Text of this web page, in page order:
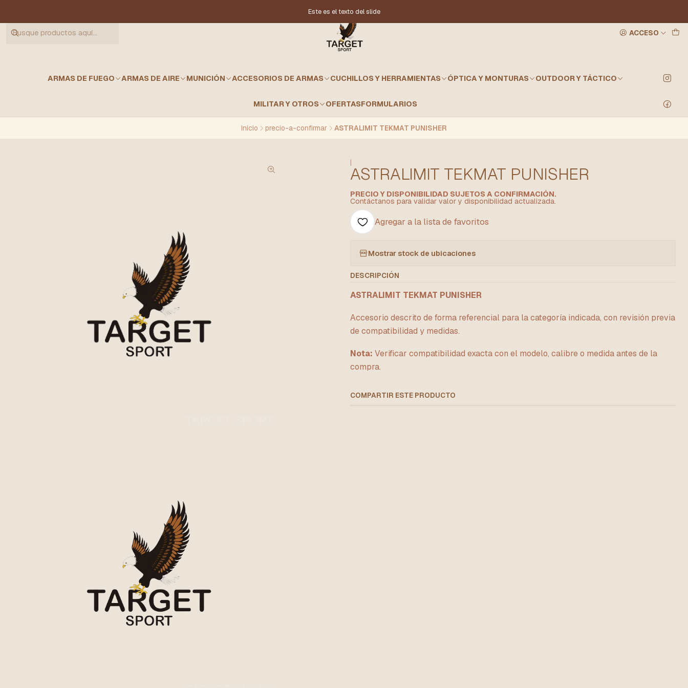
ACCESO
ARMAS DE FUEGO ARMAS DE AIRE MUNICIÓN ACCESORIOS DE ARMAS CUCHILLOS Y HERRAMIENTAS ÓPTICA Y MONTURAS OUTDOOR Y TÁCTICO
MILITAR Y OTROS OFERTASFORMULARIOS
Este es el texto del slide
Inicio precio-a-confirmar ASTRALIMIT TEKMAT PUNISHER
|
ASTRALIMIT TEKMAT PUNISHER
PRECIO Y DISPONIBILIDAD SUJETOS A CONFIRMACIÓN.
Contáctanos para validar valor y disponibilidad actualizada.
Agregar a la lista de favoritos
Mostrar stock de ubicaciones
DESCRIPCIÓN
ASTRALIMIT TEKMAT PUNISHER
Accesorio descrito de forma referencial para la categoría indicada, con revisión previa
de compatibilidad y medidas.
Nota: Verificar compatibilidad exacta con el modelo, calibre o medida antes de la
compra.
COMPARTIR ESTE PRODUCTO